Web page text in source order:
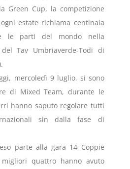
Green Cup, la competizione
estate richiama centinaia
le parti del mondo nella
Tav Umbriaverde-Todi di
mercoledì 9 luglio, si sono
di Mixed Team, durante le
hanno saputo regolare tutti
sin dalla fase di
parte alla gara 14 Coppie
quattro hanno avuto